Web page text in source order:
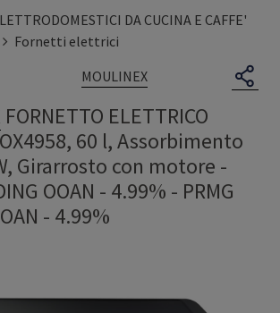
DA CUCINA E CAFFE'
Fornetti elettrici
MOULINEX
FORNETTO ELETTRICO
60 l, Assorbimento
Girarrosto con motore -
OOAN - 4.99% - PRMG
- 4.99%